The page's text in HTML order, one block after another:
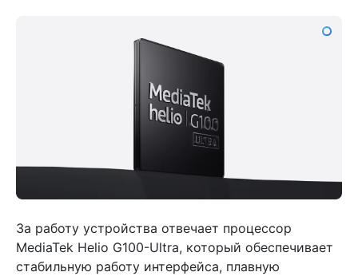
За работу устройства отвечает процессор
MediaTek Helio G100-Ultra, который обеспечивает
стабильную работу интерфейса, плавную